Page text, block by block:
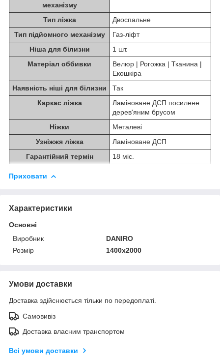
механізму
Тип ліжка
Двоспальне
Тип підйомного механізму
Газ-ліфт
Ніша для білизни
1 шт.
Матеріал оббивки
Велюр | Рогожка | Тканина |
Екошкіра
Наявність ніші для білизни
Так
Каркас ліжка
Ламіноване ДСП посилене
дерев'яним брусом
Ніжки
Металеві
Узніжжя ліжка
Ламіноване ДСП
Гарантійний термін
18 міс.
Приховати
Характеристики
Основні
Виробник
DANIRO
Розмір
1400х2000
Умови доставки
Доставка здійснюється тільки по передоплаті.
Самовивіз
Доставка власним транспортом
Всі умови доставки